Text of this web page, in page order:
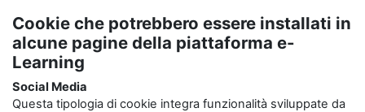
Cookie che potrebbero essere installati in
alcune pagine della piattaforma e-
Learning
Social Media
Questa tipologia di cookie integra funzionalità sviluppate da